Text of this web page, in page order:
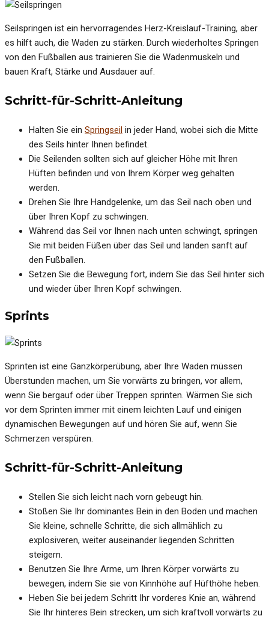
Seilspringen ist ein hervorragendes Herz-Kreislauf-Training, aber
es hilft auch, die Waden zu stärken. Durch wiederholtes Springen
von den Fußballen aus trainieren Sie die Wadenmuskeln und
bauen Kraft, Stärke und Ausdauer auf.
Schritt-für-Schritt-Anleitung
Halten Sie ein Springseil in jeder Hand, wobei sich die Mitte
des Seils hinter Ihnen befindet.
Die Seilenden sollten sich auf gleicher Höhe mit Ihren
Hüften befinden und von Ihrem Körper weg gehalten
werden.
Drehen Sie Ihre Handgelenke, um das Seil nach oben und
über Ihren Kopf zu schwingen.
Während das Seil vor Ihnen nach unten schwingt, springen
Sie mit beiden Füßen über das Seil und landen sanft auf
den Fußballen.
Setzen Sie die Bewegung fort, indem Sie das Seil hinter sich
und wieder über Ihren Kopf schwingen.
Sprints
Sprinten ist eine Ganzkörperübung, aber Ihre Waden müssen
Überstunden machen, um Sie vorwärts zu bringen, vor allem,
wenn Sie bergauf oder über Treppen sprinten. Wärmen Sie sich
vor dem Sprinten immer mit einem leichten Lauf und einigen
dynamischen Bewegungen auf und hören Sie auf, wenn Sie
Schmerzen verspüren.
Schritt-für-Schritt-Anleitung
Stellen Sie sich leicht nach vorn gebeugt hin.
Stoßen Sie Ihr dominantes Bein in den Boden und machen
Sie kleine, schnelle Schritte, die sich allmählich zu
explosiveren, weiter auseinander liegenden Schritten
steigern.
Benutzen Sie Ihre Arme, um Ihren Körper vorwärts zu
bewegen, indem Sie sie von Kinnhöhe auf Hüfthöhe heben.
Heben Sie bei jedem Schritt Ihr vorderes Knie an, während
Sie Ihr hinteres Bein strecken, um sich kraftvoll vorwärts zu